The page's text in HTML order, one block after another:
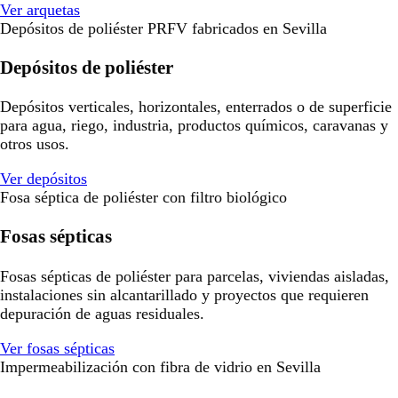
Ver arquetas
Depósitos de poliéster PRFV fabricados en Sevilla
Depósitos de poliéster
Depósitos verticales, horizontales, enterrados o de superficie
para agua, riego, industria, productos químicos, caravanas y
otros usos.
Ver depósitos
Fosa séptica de poliéster con filtro biológico
Fosas sépticas
Fosas sépticas de poliéster para parcelas, viviendas aisladas,
instalaciones sin alcantarillado y proyectos que requieren
depuración de aguas residuales.
Ver fosas sépticas
Impermeabilización con fibra de vidrio en Sevilla